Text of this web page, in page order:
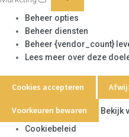
Beheer opties
Beheer diensten
Beheer {vendor_count}
Lees meer over deze
Cookies accepteren
Voorkeuren bewaren
Bekijk
Cookiebeleid